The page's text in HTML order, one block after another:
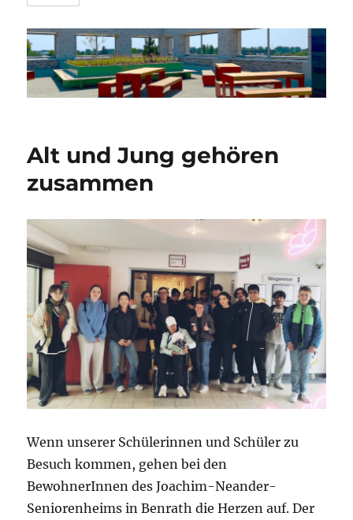
Alt und Jung gehören
zusammen
Wenn unserer Schülerinnen und Schüler zu
Besuch kommen, gehen bei den
BewohnerInnen des Joachim-Neander-
Seniorenheims in Benrath die Herzen auf. Der